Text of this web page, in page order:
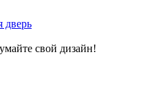
дверь
свой дизайн!